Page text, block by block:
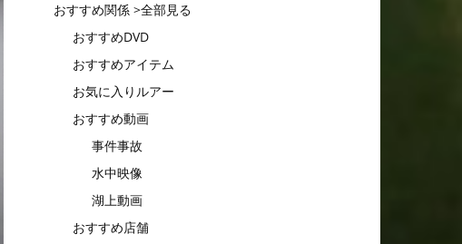
おすすめ関係 >全部見る
おすすめDVD
おすすめアイテム
お気に入りルアー
おすすめ動画
事件事故
水中映像
湖上動画
おすすめ店舗